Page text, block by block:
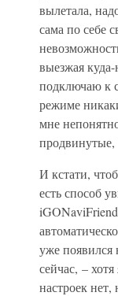
вылетала,
сама по себе
выезжая
подключаю к
режиме
мне
И кстати,
есть способ
уже появился
сейчас, –
настроек